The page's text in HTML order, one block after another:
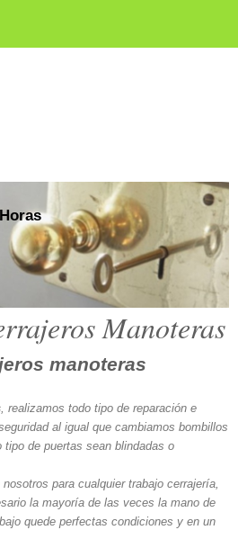
Manoteras
manoteras
, realizamos todo tipo de reparación e
al igual que cambiamos bombillos
de puertas sean blindadas o
para cualquier trabajo cerrajería,
la mayoría de las veces la mano de
quede perfectas condiciones y en un